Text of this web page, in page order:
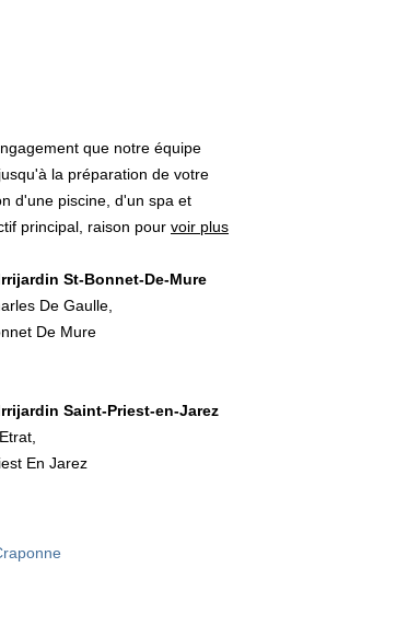
que notre équipe
la préparation de votre
d'une piscine, d'un spa et
principal, raison pour voir plus
St-Bonnet-De-Mure
De Gaulle,
De Mure
Saint-Priest-en-Jarez
En Jarez